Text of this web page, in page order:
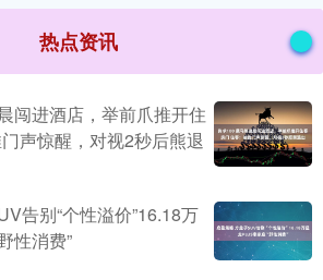
热点资讯
闯进酒店，举前爪推开住
声惊醒，对视2秒后熊退
告别“个性溢价”16.18万
性消费”